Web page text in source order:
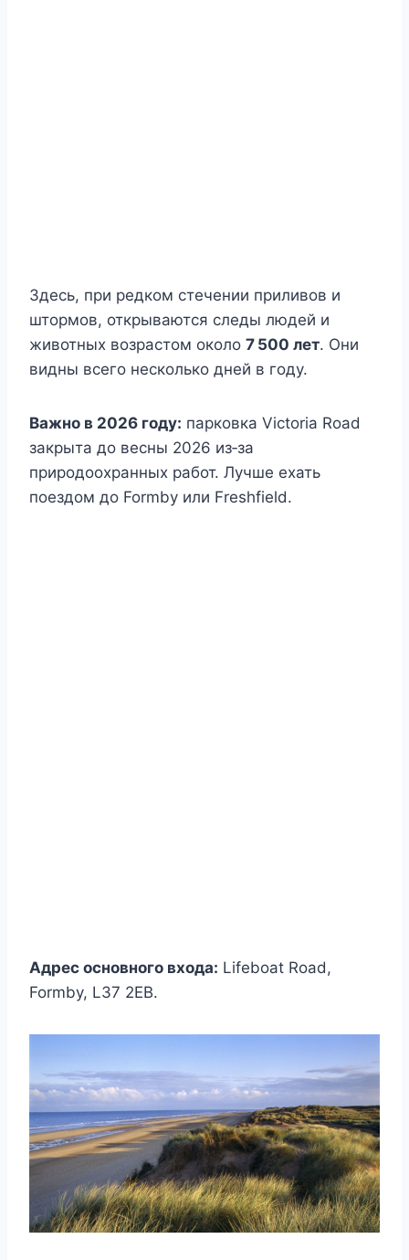
Здесь, при редком стечении приливов и
штормов, открываются следы людей и
животных возрастом около 7 500 лет. Они
видны всего несколько дней в году.
Важно в 2026 году: парковка Victoria Road
закрыта до весны 2026 из‑за
природоохранных работ. Лучше ехать
поездом до Formby или Freshfield.
Адрес основного входа: Lifeboat Road,
Formby, L37 2EB.